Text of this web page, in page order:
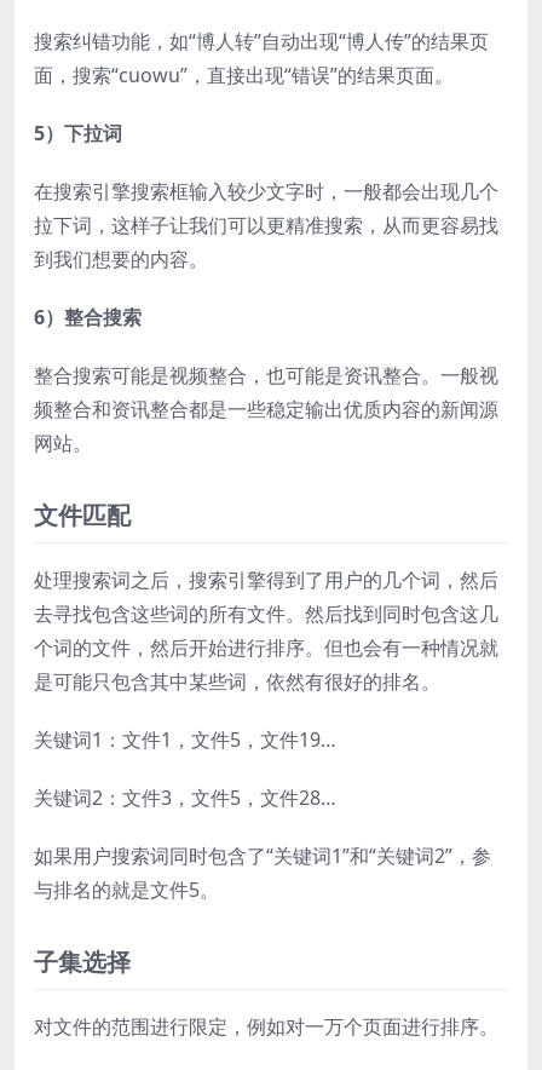
搜索纠错功能，如“博人转”自动出现“博人传”的结果页
面，搜索“cuowu”，直接出现“错误”的结果页面。
5）下拉词
在搜索引擎搜索框输入较少文字时，一般都会出现几个
拉下词，这样子让我们可以更精准搜索，从而更容易找
到我们想要的内容。
6）整合搜索
整合搜索可能是视频整合，也可能是资讯整合。一般视
频整合和资讯整合都是一些稳定输出优质内容的新闻源
网站。
文件匹配
处理搜索词之后，搜索引擎得到了用户的几个词，然后
去寻找包含这些词的所有文件。然后找到同时包含这几
个词的文件，然后开始进行排序。但也会有一种情况就
是可能只包含其中某些词，依然有很好的排名。
关键词1：文件1，文件5，文件19…
关键词2：文件3，文件5，文件28…
如果用户搜索词同时包含了“关键词1”和“关键词2”，参
与排名的就是文件5。
子集选择
对文件的范围进行限定，例如对一万个页面进行排序。